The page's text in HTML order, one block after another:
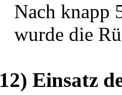
Nach knapp
wurde die
12) Einsatz